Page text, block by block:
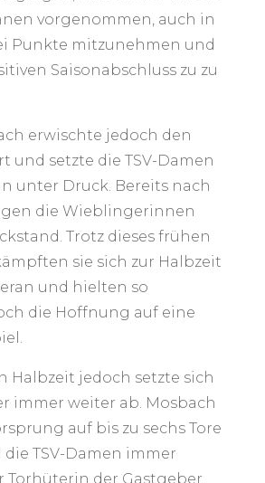
vorgenommen, auch in
Punkte mitzunehmen und
Saisonabschluss zu zu
erwischte jedoch den
und setzte die TSV-Damen
unter Druck. Bereits nach
die Wieblingerinnen
Trotz dieses frühen
sie sich zur Halbzeit
und hielten so
die Hoffnung auf eine
Halbzeit jedoch setzte sich
immer weiter ab. Mosbach
auf bis zu sechs Tore
die TSV-Damen immer
Torhüterin der Gastgeber